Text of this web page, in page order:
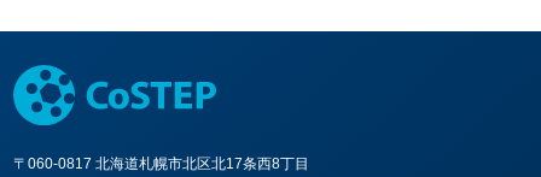
〒060-0817 北海道札幌市北区北17条西8丁目